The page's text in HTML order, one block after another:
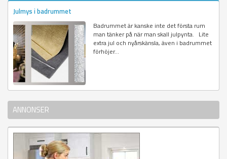
Julmys i badrummet
Badrummet är kanske inte det första rum
man tänker på när man skall julpynta. Lite
extra jul och nyårskänsla, även i badrummet
förhöjer...
ANNONSER